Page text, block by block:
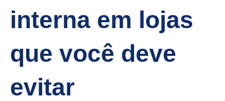
interna em lojas
que você deve
evitar